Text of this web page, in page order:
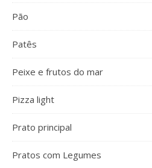
Pão
Patês
Peixe e frutos do mar
Pizza light
Prato principal
Pratos com Legumes